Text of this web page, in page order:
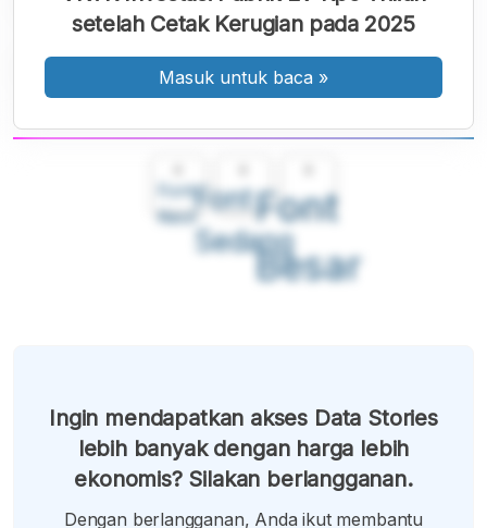
Font
Kecil
Font
Sedang
Font
Besar
setelah Cetak Kerugian pada 2025
Masuk untuk baca »
Ingin mendapatkan akses Data Stories
lebih banyak dengan harga lebih
ekonomis? Silakan berlangganan.
Dengan berlangganan, Anda ikut membantu